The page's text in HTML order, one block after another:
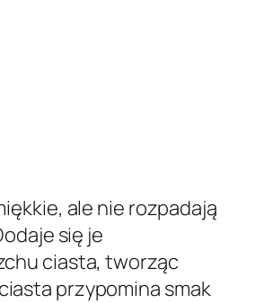
ale nie rozpadają
się je
ciasta, tworząc
przypomina smak